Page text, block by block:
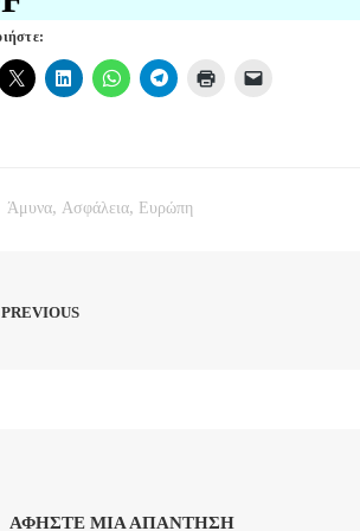
Άμυνα, Ασφάλεια, Ευρώπη
PREVIOUS
ΑΦΉΣΤΕ ΜΙΑ ΑΠΆΝΤΗΣΗ